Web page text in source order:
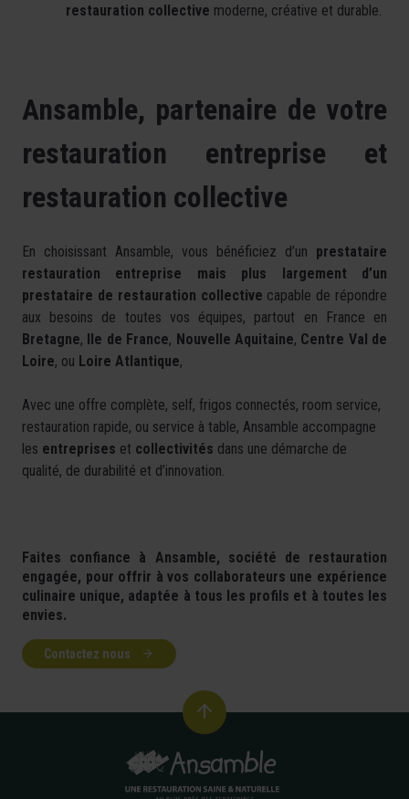
restauration collective moderne, créative et durable.
Ansamble, partenaire de votre
restauration entreprise et
restauration collective
En choisissant Ansamble, vous bénéficiez d’un prestataire
restauration entreprise mais plus largement d’un
prestataire de restauration collective capable de répondre
aux besoins de toutes vos équipes, partout en France en
Bretagne, Ile de France, Nouvelle Aquitaine, Centre Val de
Loire, ou Loire Atlantique,
Avec une offre complète, self, frigos connectés, room service,
restauration rapide, ou service à table, Ansamble accompagne
les entreprises et collectivités dans une démarche de
qualité, de durabilité et d’innovation.
Faites confiance à Ansamble, société de restauration
engagée, pour offrir à vos collaborateurs une expérience
culinaire unique, adaptée à tous les profils et à toutes les
envies.
Contactez nous